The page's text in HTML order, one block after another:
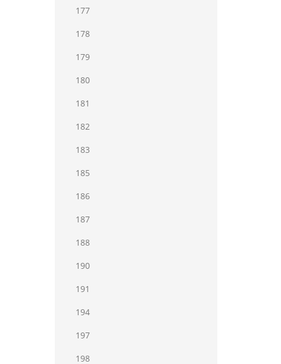
177
178
179
180
181
182
183
185
186
187
188
190
191
194
197
198